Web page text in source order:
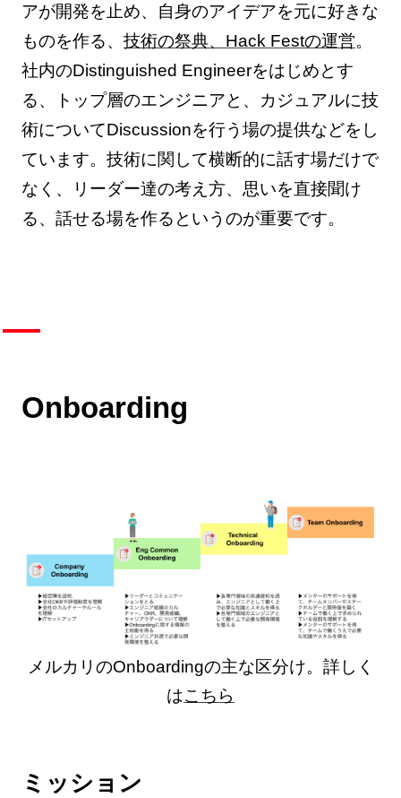
アが開発を止め、自身のアイデアを元に好きな
ものを作る、 技術の祭典、Hack Festの運営。
社内のDistinguished Engineerをはじめとす
る、トップ層のエンジニアと、カジュアルに技
術についてDiscussionを行う場の提供などをし
ています。技術に関して横断的に話す場だけで
なく、リーダー達の考え方、思いを直接聞け
る、話せる場を作るというのが重要です。
Onboarding
メルカリのOnboardingの主な区分け。詳しく
はこちら
ミッション